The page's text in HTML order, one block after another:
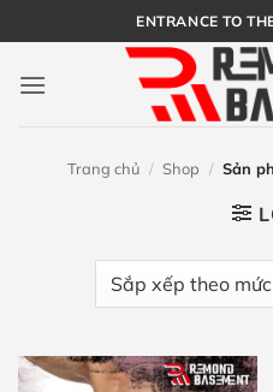
qua
nội
ENTRANCE TO
Trang chủ / Shop / Sản